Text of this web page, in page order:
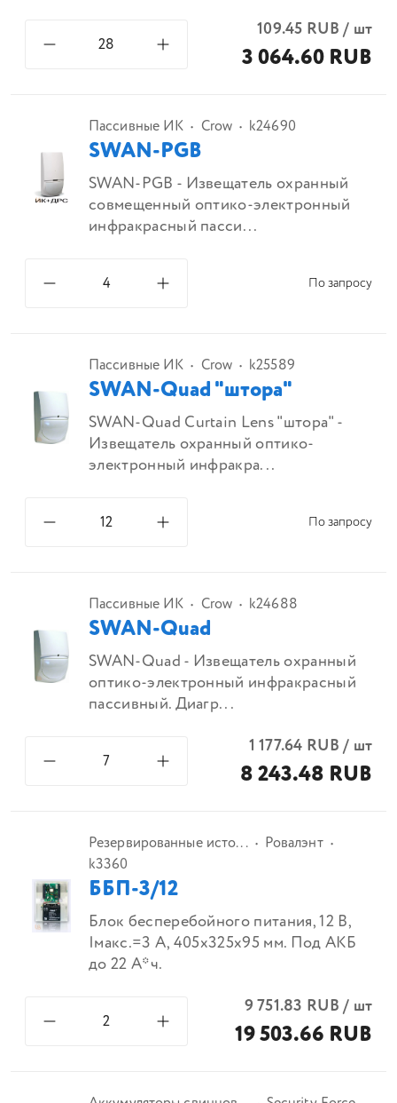
109.45 RUB / шт
3 064.60 RUB
Пассивные ИК Crow k24690
SWAN-PGB
SWAN-PGB - Извещатель охранный
совмещенный оптико-электронный
инфракрасный пасси...
По запросу
Пассивные ИК Crow k25589
SWAN-Quad "штора"
SWAN-Quad Curtain Lens "штора" -
Извещатель охранный оптико-
электронный инфракра...
По запросу
Пассивные ИК Crow k24688
SWAN-Quad
SWAN-Quad - Извещатель охранный
оптико-электронный инфракрасный
пассивный. Диагр...
1 177.64 RUB / шт
8 243.48 RUB
Резервированные исто...
Ровалэнт
k3360
ББП-3/12
Блок бесперебойного питания, 12 В,
Iмакс.=3 А, 405х325х95 мм. Под АКБ
до 22 А*ч.
9 751.83 RUB / шт
19 503.66 RUB